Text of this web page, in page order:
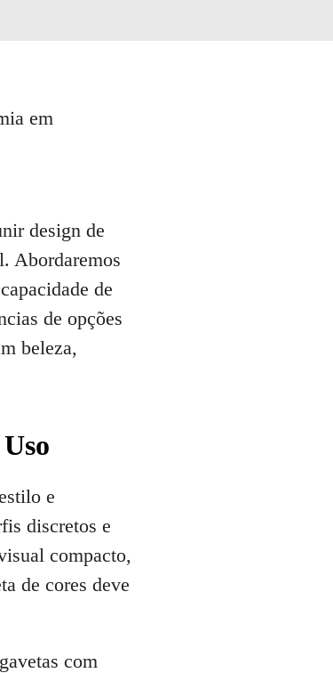
design de
Abordaremos
de
de opções
beleza,
e
discretos e
compacto,
de cores deve
com